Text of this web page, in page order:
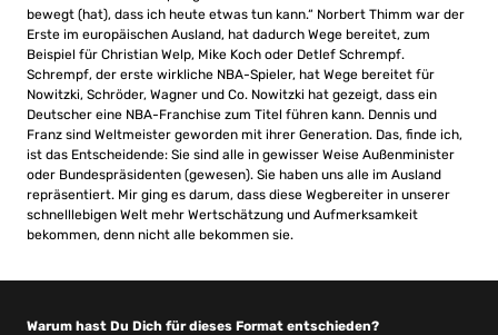
bewegt (hat), dass ich heute etwas tun kann.“ Norbert Thimm war der
Erste im europäischen Ausland, hat dadurch Wege bereitet, zum
Beispiel für Christian Welp, Mike Koch oder Detlef Schrempf.
Schrempf, der erste wirkliche NBA-Spieler, hat Wege bereitet für
Nowitzki, Schröder, Wagner und Co. Nowitzki hat gezeigt, dass ein
Deutscher eine NBA-Franchise zum Titel führen kann. Dennis und
Franz sind Weltmeister geworden mit ihrer Generation. Das, finde ich,
ist das Entscheidende: Sie sind alle in gewisser Weise Außenminister
oder Bundespräsidenten (gewesen). Sie haben uns alle im Ausland
repräsentiert. Mir ging es darum, dass diese Wegbereiter in unserer
schnelllebigen Welt mehr Wertschätzung und Aufmerksamkeit
bekommen, denn nicht alle bekommen sie.
Warum hast Du Dich für dieses Format entschieden?